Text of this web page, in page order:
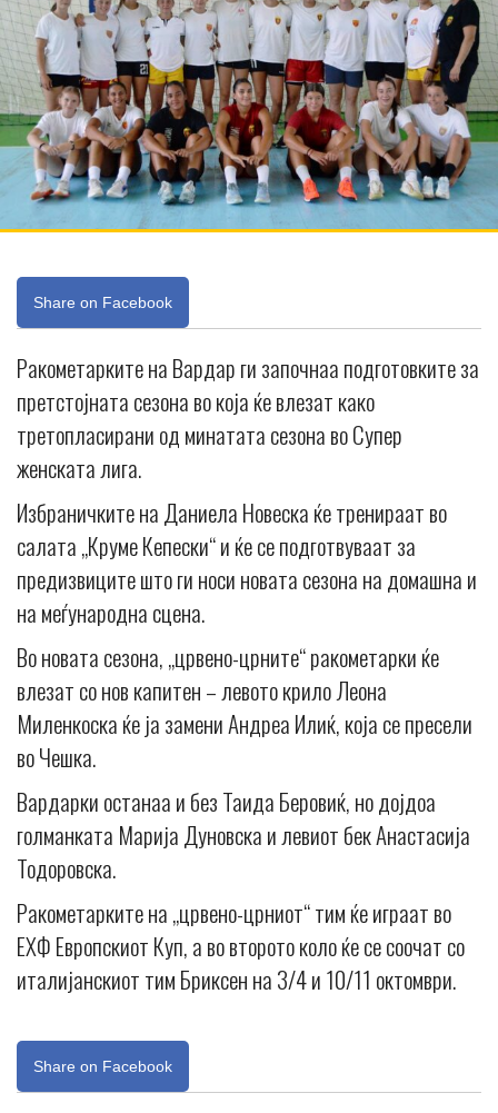
Share on Facebook
Ракометарките на Вардар ги започнаа подготовките за
претстојната сезона во која ќе влезат како
третопласирани од минатата сезона во Супер
женската лига.
Избраничките на Даниела Новеска ќе тренираат во
салата „Круме Кепески“ и ќе се подготвуваат за
предизвиците што ги носи новата сезона на домашна и
на меѓународна сцена.
Во новата сезона, „црвено-црните“ ракометарки ќе
влезат со нов капитен – левото крило Леона
Миленкоска ќе ја замени Андреа Илиќ, која се пресели
во Чешка.
Вардарки останаа и без Таида Беровиќ, но дојдоа
голманката Марија Дуновска и левиот бек Анастасија
Тодоровска.
Ракометарките на „црвено-црниот“ тим ќе играат во
ЕХФ Европскиот Куп, а во второто коло ќе се соочат со
италијанскиот тим Бриксен на 3/4 и 10/11 октомври.
Share on Facebook